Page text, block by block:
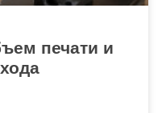
печати и